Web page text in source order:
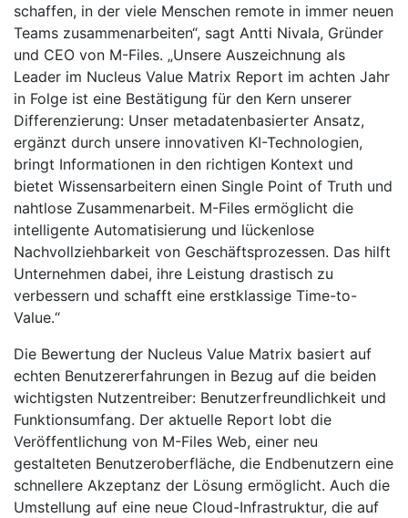
schaffen, in der viele Menschen remote in immer neuen
Teams zusammenarbeiten“, sagt Antti Nivala, Gründer
und CEO von M-Files. „Unsere Auszeichnung als
Leader im Nucleus Value Matrix Report im achten Jahr
in Folge ist eine Bestätigung für den Kern unserer
Differenzierung: Unser metadatenbasierter Ansatz,
ergänzt durch unsere innovativen KI-Technologien,
bringt Informationen in den richtigen Kontext und
bietet Wissensarbeitern einen Single Point of Truth und
nahtlose Zusammenarbeit. M-Files ermöglicht die
intelligente Automatisierung und lückenlose
Nachvollziehbarkeit von Geschäftsprozessen. Das hilft
Unternehmen dabei, ihre Leistung drastisch zu
verbessern und schafft eine erstklassige Time-to-
Value.“
Die Bewertung der Nucleus Value Matrix basiert auf
echten Benutzererfahrungen in Bezug auf die beiden
wichtigsten Nutzentreiber: Benutzerfreundlichkeit und
Funktionsumfang. Der aktuelle Report lobt die
Veröffentlichung von M-Files Web, einer neu
gestalteten Benutzeroberfläche, die Endbenutzern eine
schnellere Akzeptanz der Lösung ermöglicht. Auch die
Umstellung auf eine neue Cloud-Infrastruktur, die auf